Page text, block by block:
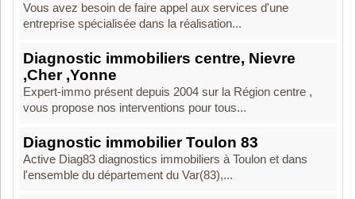
Vous avez besoin de faire appel aux services d'une
entreprise spécialisée dans la réalisation...
Diagnostic immobiliers centre, Nievre
,Cher ,Yonne
Expert-immo présent depuis 2004 sur la Région centre ,
vous propose nos interventions pour tous...
Diagnostic immobilier Toulon 83
Active Diag83 diagnostics immobiliers à Toulon et dans
l'ensemble du département du Var(83),...